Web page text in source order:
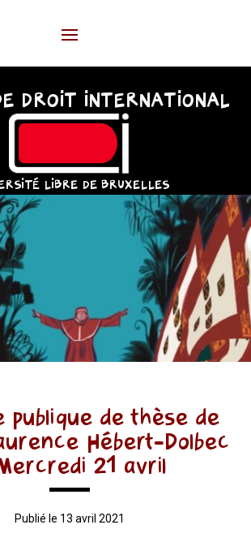
DROIT INTERNATIONAL
LIBRE DE BRUXELLES
publique de thèse de
Hébert-Dolbec
21 avril
Publié le 13 avril 2021